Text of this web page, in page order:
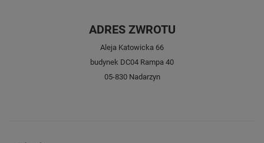
ADRES ZWROTU
Aleja Katowicka 66
budynek DC04 Rampa 40
05-830 Nadarzyn